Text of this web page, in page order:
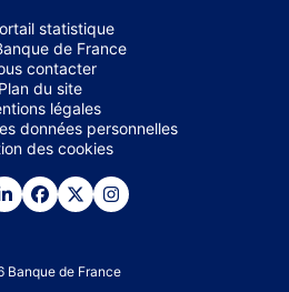
statistique
de France
contacter
Plan du site
légales
données personnelles
des cookies
Banque de France